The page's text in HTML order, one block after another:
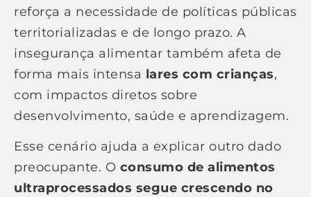
reforça a necessidade de políticas públicas
territorializadas e de longo prazo. A
insegurança alimentar também afeta de
forma mais intensa lares com crianças,
com impactos diretos sobre
desenvolvimento, saúde e aprendizagem.
Esse cenário ajuda a explicar outro dado
preocupante. O consumo de alimentos
ultraprocessados segue crescendo no